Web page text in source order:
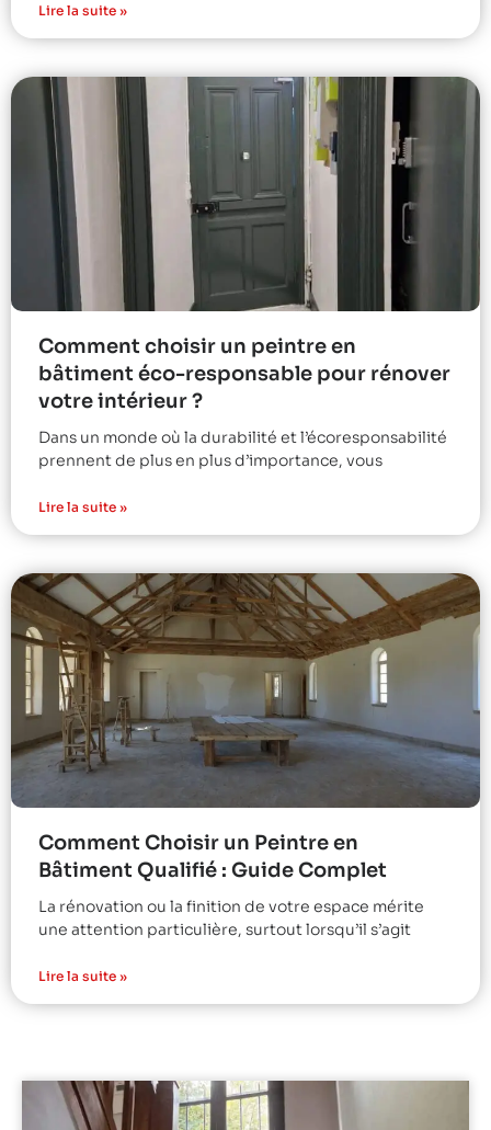
Lire la suite »
Comment choisir un peintre en
bâtiment éco-responsable pour rénover
votre intérieur ?
Dans un monde où la durabilité et l’écoresponsabilité
prennent de plus en plus d’importance, vous
Lire la suite »
Comment Choisir un Peintre en
Bâtiment Qualifié : Guide Complet
La rénovation ou la finition de votre espace mérite
une attention particulière, surtout lorsqu’il s’agit
Lire la suite »